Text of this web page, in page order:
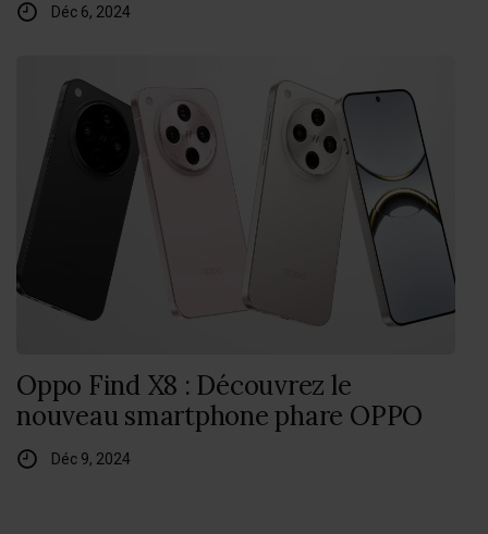
Déc 6, 2024
Oppo Find X8 : Découvrez le
nouveau smartphone phare OPPO
Déc 9, 2024